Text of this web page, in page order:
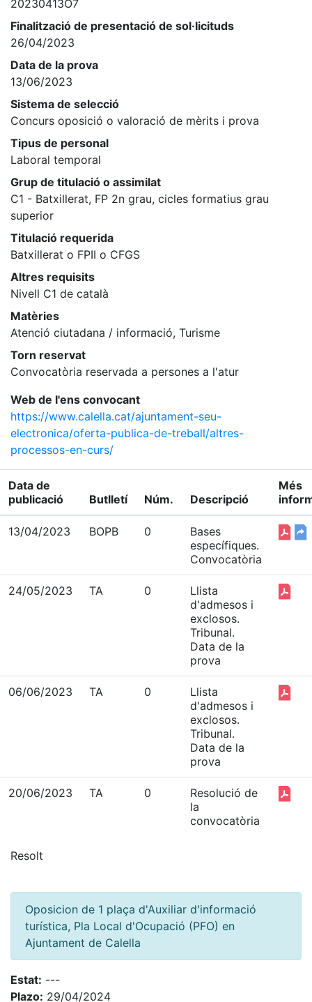
20230413O7
Finalització de presentació de sol·licituds
26/04/2023
Data de la prova
13/06/2023
Sistema de selecció
Concurs oposició o valoració de mèrits i prova
Tipus de personal
Laboral temporal
Grup de titulació o assimilat
C1 - Batxillerat, FP 2n grau, cicles formatius grau
superior
Titulació requerida
Batxillerat o FPII o CFGS
Altres requisits
Nivell C1 de català
Matèries
Atenció ciutadana / informació, Turisme
Torn reservat
Convocatòria reservada a persones a l'atur
Web de l'ens convocant
https://www.calella.cat/ajuntament-seu-
electronica/oferta-publica-de-treball/altres-
processos-en-curs/
Data de
publicació
Butlletí Núm. Descripció
Més
13/04/2023 BOPB 0
Bases
específiques.
Convocatòria
24/05/2023 TA 0
Llista
d'admesos i
exclosos.
Tribunal.
Data de la
prova
06/06/2023 TA 0
Llista
d'admesos i
exclosos.
Tribunal.
Data de la
prova
20/06/2023 TA 0
Resolució de
la
convocatòria
Resolt
Oposicion de 1 plaça d'Auxiliar d'informació
turística, Pla Local d'Ocupació (PFO) en
Ajuntament de Calella
Estat: ---
Plazo: 29/04/2024